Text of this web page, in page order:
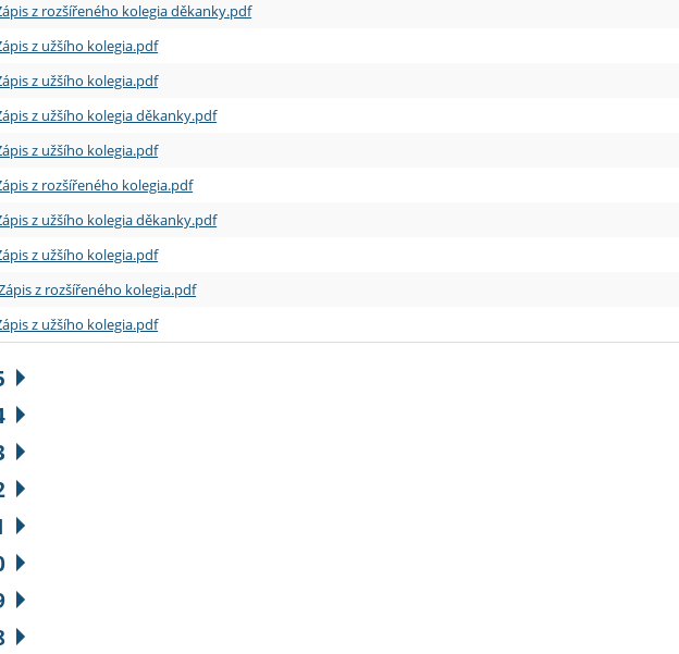
z rozšířeného kolegia děkanky.pdf
z užšího kolegia.pdf
z užšího kolegia.pdf
z užšího kolegia děkanky.pdf
z užšího kolegia.pdf
z rozšířeného kolegia.pdf
z užšího kolegia děkanky.pdf
z užšího kolegia.pdf
z rozšířeného kolegia.pdf
z užšího kolegia.pdf